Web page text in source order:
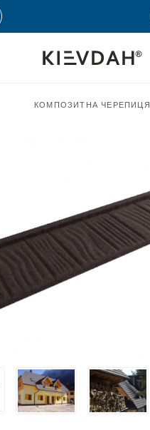
content
КОМПОЗИТНА ЧЕРЕПИЦЯ